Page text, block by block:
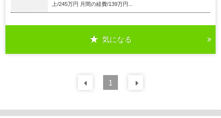
上/245万円 月間の経費/139万円...
気になる
前の 件
1